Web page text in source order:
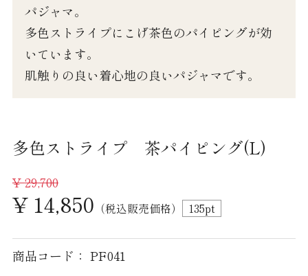
カジュアルシャツ 半袖
カジュアルシャツ 七分袖
婦人シャツ M
婦人シャツLL
パジャマ 紳士 L
パジャマ 婦人 M
パジャマ。
多色ストライプにこげ茶色のパイピングが効
いています。
肌触りの良い着心地の良いパジャマです。
多色ストライプ 茶パイピング(L)
¥29,700
¥ 14,850 （税込販売価格） 135pt
商品コード： PF041